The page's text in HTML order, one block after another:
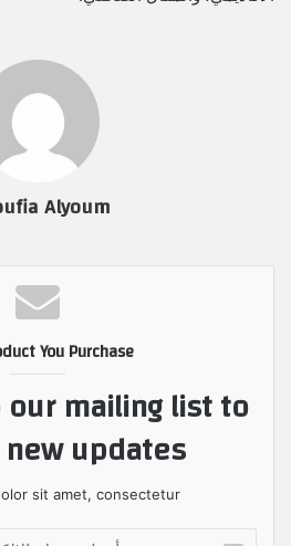
Alyoum
You Purchase
mailing list to
updates!
sit amet, consectetur.